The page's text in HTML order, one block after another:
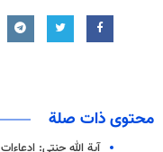
محتوى ذات صلة
آية الله جنتي: